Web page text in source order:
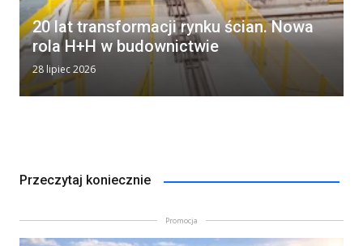
20 lat transformacji rynku ścian. Nowa
rola H+H w budownictwie
28 lipiec 2026
Przeczytaj koniecznie
Promocja